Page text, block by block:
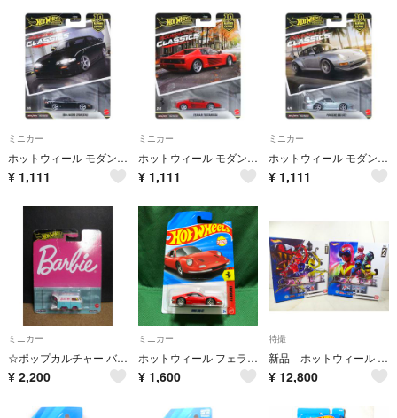
ミニカー
ホットウィール モダン・クラシックス ニスモ 270R S14 シルビア
¥ 1,111
ミニカー
ホットウィール モダン・クラシックス フェラーリ テスタロッサ
¥ 1,111
ミニカー
ホットウィール モダン・クラシックス ポルシェ 993 GT2
¥ 1,111
ミニカー
☆ポップカルチャー バービー - クール・コンビ☆フォルクスワーゲン☆ミニカー
¥ 2,200
ミニカー
ホットウィール フェラーリ ディーノ 206 GT ferrari dino
¥ 1,600
特撮
新品 ホットウィール キャラウィール アルティメッド エディション アバレンジャー ゴレンジャー セット
¥ 12,800